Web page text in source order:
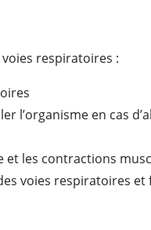
respiratoires :
en cas
les contractions
voies respiratoires